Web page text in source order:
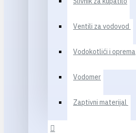
Ventili za vodovod
Vodokotlići i oprema
Vodomer
Zaptivni materijal